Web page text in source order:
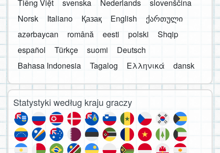
Tiếng Việt
svenska Nederlands
slovenščina
Norsk
Italiano Қазақ English
ქართული
azərbaycan
română eesti polski
Shqip
español
Türkçe suomi
Deutsch
Bahasa Indonesia
Tagalog Ελληνικά dansk
Statystyki według kraju graczy